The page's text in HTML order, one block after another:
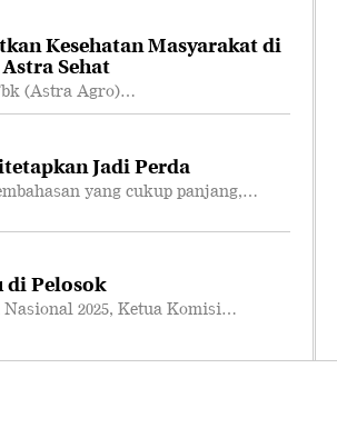
Kesehatan Masyarakat di
Sehat
(Astra Agro)…
Jadi Perda
yang cukup panjang,…
di Pelosok
2025, Ketua Komisi…